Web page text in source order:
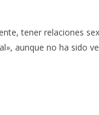
tener relaciones
aunque no ha sido